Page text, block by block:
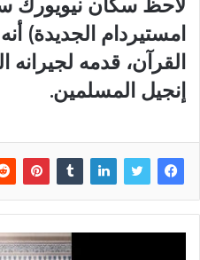
لاحظ سكان نيويورك
امستيردام الجديدة)
القرآن، قدمه لجيرانه
إنجيل المسلمين.